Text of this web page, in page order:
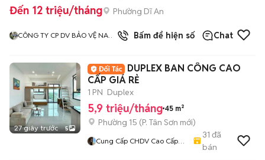
Đến 12 triệu/tháng Phường Dĩ An
CÔNG TY CP DV BẢO VỆ NAM
3đã bán
Bấm để hiện số Chat
27 giây trước 5
DUPLEX BAN CÔNG CAO
CẤP GIÁ RẺ
1 PN Duplex
5,9 triệu/tháng 45 m²
Phường 15 (P. Tân Sơn mới)
Cung Cấp CHDV Cao Cấp
31 đã
bán